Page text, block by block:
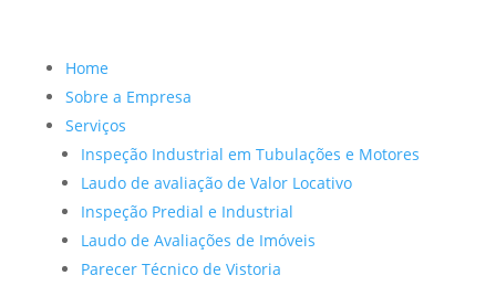
Home
Sobre a Empresa
Serviços
Inspeção Industrial em Tubulações e Motores
Laudo de avaliação de Valor Locativo
Inspeção Predial e Industrial
Laudo de Avaliações de Imóveis
Parecer Técnico de Vistoria